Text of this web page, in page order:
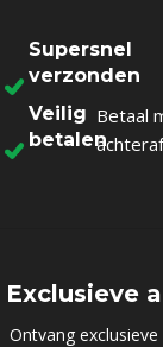
Supersnel
verzonden
Veilig
betalen
Betaal
Exclusieve
Ontvang